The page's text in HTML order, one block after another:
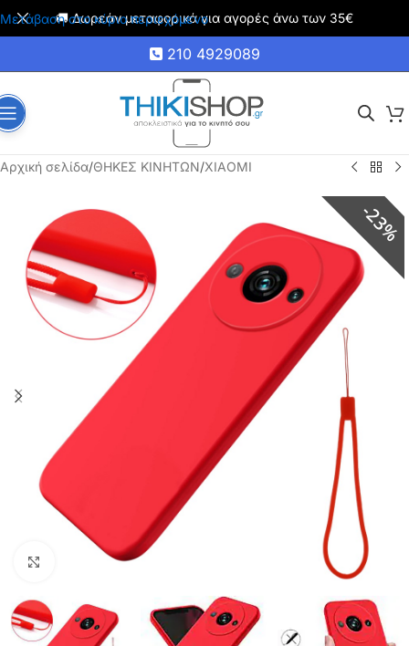
Μετάβαση στο κύριο περιεχόμενο
🚚 Δωρεάν μεταφορικά για αγορές άνω των 35€
210 4929089
Αρχική σελίδα/ΘΗΚΕΣ ΚΙΝΗΤΩΝ/XIAOMI
23%
Click to enlarge